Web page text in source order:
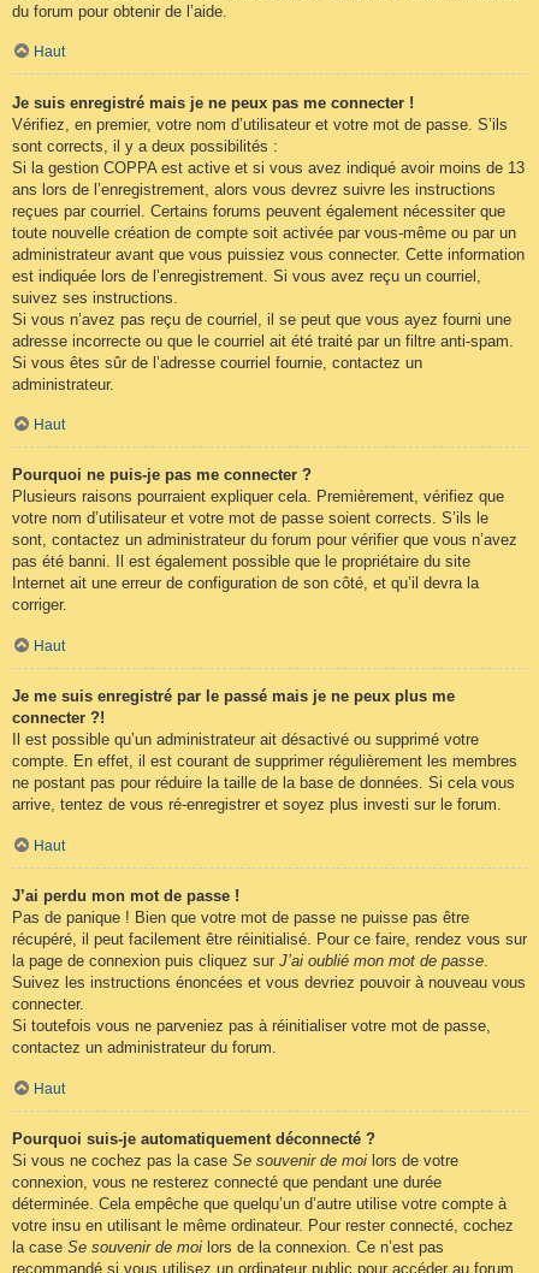
du forum pour obtenir de l’aide.
Haut
Je suis enregistré mais je ne peux pas me connecter !
Vérifiez, en premier, votre nom d’utilisateur et votre mot de passe. S’ils
sont corrects, il y a deux possibilités :
Si la gestion COPPA est active et si vous avez indiqué avoir moins de 13
ans lors de l’enregistrement, alors vous devrez suivre les instructions
reçues par courriel. Certains forums peuvent également nécessiter que
toute nouvelle création de compte soit activée par vous-même ou par un
administrateur avant que vous puissiez vous connecter. Cette information
est indiquée lors de l’enregistrement. Si vous avez reçu un courriel,
suivez ses instructions.
Si vous n’avez pas reçu de courriel, il se peut que vous ayez fourni une
adresse incorrecte ou que le courriel ait été traité par un filtre anti-spam.
Si vous êtes sûr de l’adresse courriel fournie, contactez un
administrateur.
Haut
Pourquoi ne puis-je pas me connecter ?
Plusieurs raisons pourraient expliquer cela. Premièrement, vérifiez que
votre nom d’utilisateur et votre mot de passe soient corrects. S’ils le
sont, contactez un administrateur du forum pour vérifier que vous n’avez
pas été banni. Il est également possible que le propriétaire du site
Internet ait une erreur de configuration de son côté, et qu’il devra la
corriger.
Haut
Je me suis enregistré par le passé mais je ne peux plus me
connecter ?!
Il est possible qu’un administrateur ait désactivé ou supprimé votre
compte. En effet, il est courant de supprimer régulièrement les membres
ne postant pas pour réduire la taille de la base de données. Si cela vous
arrive, tentez de vous ré-enregistrer et soyez plus investi sur le forum.
Haut
J’ai perdu mon mot de passe !
Pas de panique ! Bien que votre mot de passe ne puisse pas être
récupéré, il peut facilement être réinitialisé. Pour ce faire, rendez vous sur
la page de connexion puis cliquez sur J’ai oublié mon mot de passe.
Suivez les instructions énoncées et vous devriez pouvoir à nouveau vous
connecter.
Si toutefois vous ne parveniez pas à réinitialiser votre mot de passe,
contactez un administrateur du forum.
Haut
Pourquoi suis-je automatiquement déconnecté ?
Si vous ne cochez pas la case Se souvenir de moi lors de votre
connexion, vous ne resterez connecté que pendant une durée
déterminée. Cela empêche que quelqu’un d’autre utilise votre compte à
votre insu en utilisant le même ordinateur. Pour rester connecté, cochez
la case Se souvenir de moi lors de la connexion. Ce n’est pas
recommandé si vous utilisez un ordinateur public pour accéder au forum